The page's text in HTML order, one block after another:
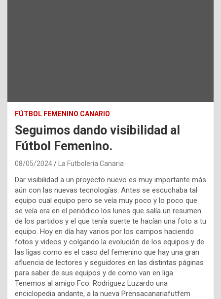
FÚTBOL FEMENINO CANARIO
Seguimos dando visibilidad al
Fútbol Femenino.
08/05/2024 La Futbolería Canaria
Dar visibilidad a un proyecto nuevo es muy importante más
aún con las nuevas tecnologías. Antes se escuchaba tal
equipo cual equipo pero se veía muy poco y lo poco que
se veía era en el periódico los lunes que salía un resumen
de los partidos y el que tenía suerte te hacían una foto a tu
equipo. Hoy en día hay varios por los campos haciendo
fotos y videos y colgando la evolución de los equipos y de
las ligas como es el caso del femenino que hay una gran
afluencia de lectores y seguidores en las distintas páginas
para saber de sus equipos y de como van en liga.
Tenemos al amigo Fco. Rodriguez Luzardo una
enciclopedia andante, a la nueva Prensacanariafutfem